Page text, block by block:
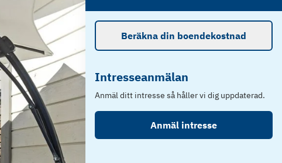
Beräkna din boendekostnad
Intresseanmälan
Anmäl ditt intresse så håller vi dig uppdaterad.
Anmäl intresse